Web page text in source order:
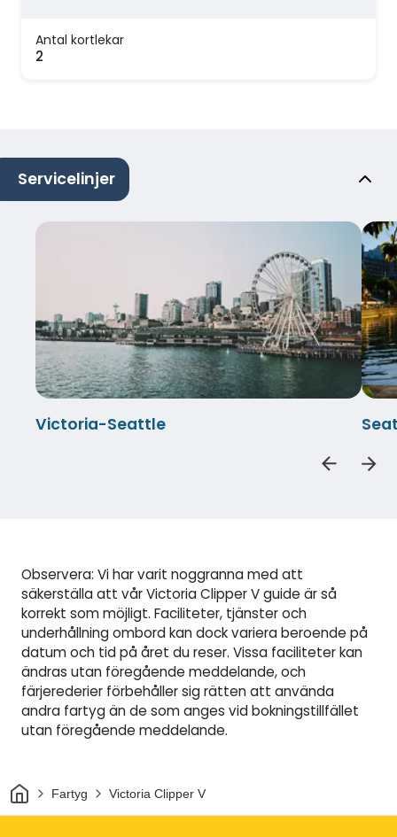
Antal kortlekar
2
Servicelinjer
Victoria-Seattle
Observera: Vi har varit noggranna med att
säkerställa att vår Victoria Clipper V guide är så
korrekt som möjligt. Faciliteter, tjänster och
underhållning ombord kan dock variera beroende på
datum och tid på året du reser. Vissa faciliteter kan
ändras utan föregående meddelande, och
färjerederier förbehåller sig rätten att använda
andra fartyg än de som anges vid bokningstillfället
utan föregående meddelande.
HemFartyg Victoria Clipper V